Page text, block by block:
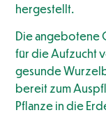
hergestellt.
Die angebotene
für die Aufzucht
gesunde
bereit zum
Pflanze in die